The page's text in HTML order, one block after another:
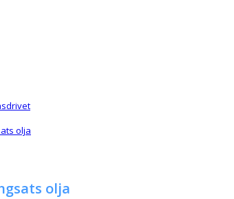
olja
olja